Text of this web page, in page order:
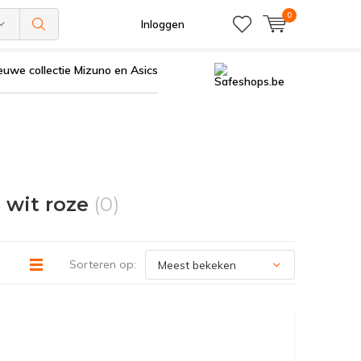
Inloggen
0
collectie Mizuno en Asics
wit roze (0)
Sorteren op: